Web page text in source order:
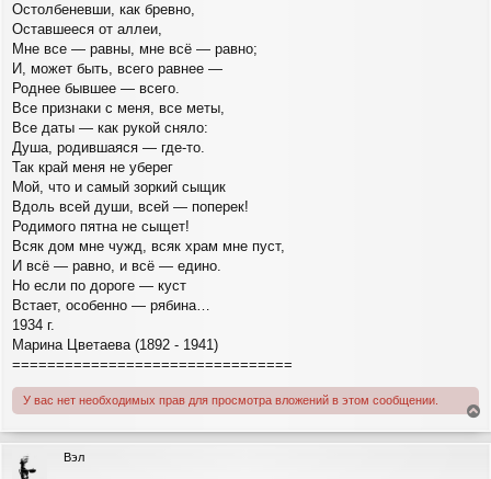
Остолбеневши, как бревно,
Оставшееся от аллеи,
Мне все — равны, мне всё — равно;
И, может быть, всего равнее —
Роднее бывшее — всего.
Все признаки с меня, все меты,
Все даты — как рукой сняло:
Душа, родившаяся — где-то.
Так край меня не уберег
Мой, что и самый зоркий сыщик
Вдоль всей души, всей — поперек!
Родимого пятна не сыщет!
Всяк дом мне чужд, всяк храм мне пуст,
И всё — равно, и всё — едино.
Но если по дороге — куст
Встает, особенно — рябина…
1934 г.
Марина Цветаева (1892 - 1941)
================================
У вас нет необходимых прав для просмотра вложений в этом сообщении.
е
р
Вэл